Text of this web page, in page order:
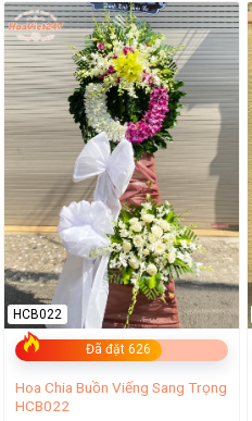
Đã đặt 626
HCB022
Hoa Chia Buồn Viếng Sang Trọng
HCB022